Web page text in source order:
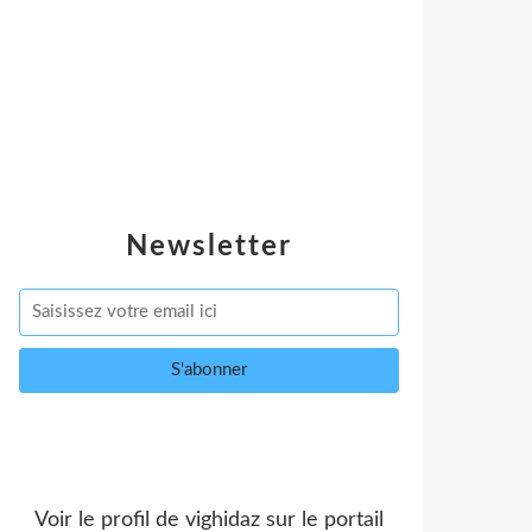
Newsletter
Voir le profil de vighidaz sur le portail